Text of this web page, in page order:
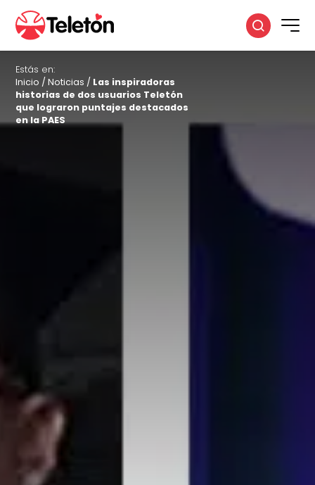
Estás en:
Inicio /Noticias / Las inspiradoras
historias de dos usuarios Teletón
que lograron puntajes destacados
en la PAES